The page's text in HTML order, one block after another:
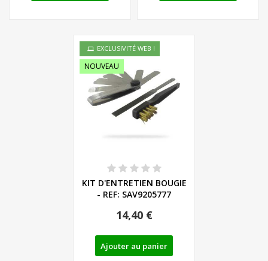
EXCLUSIVITÉ WEB !
NOUVEAU
KIT D'ENTRETIEN BOUGIE
- REF: SAV9205777
14,40 €
Ajouter au panier